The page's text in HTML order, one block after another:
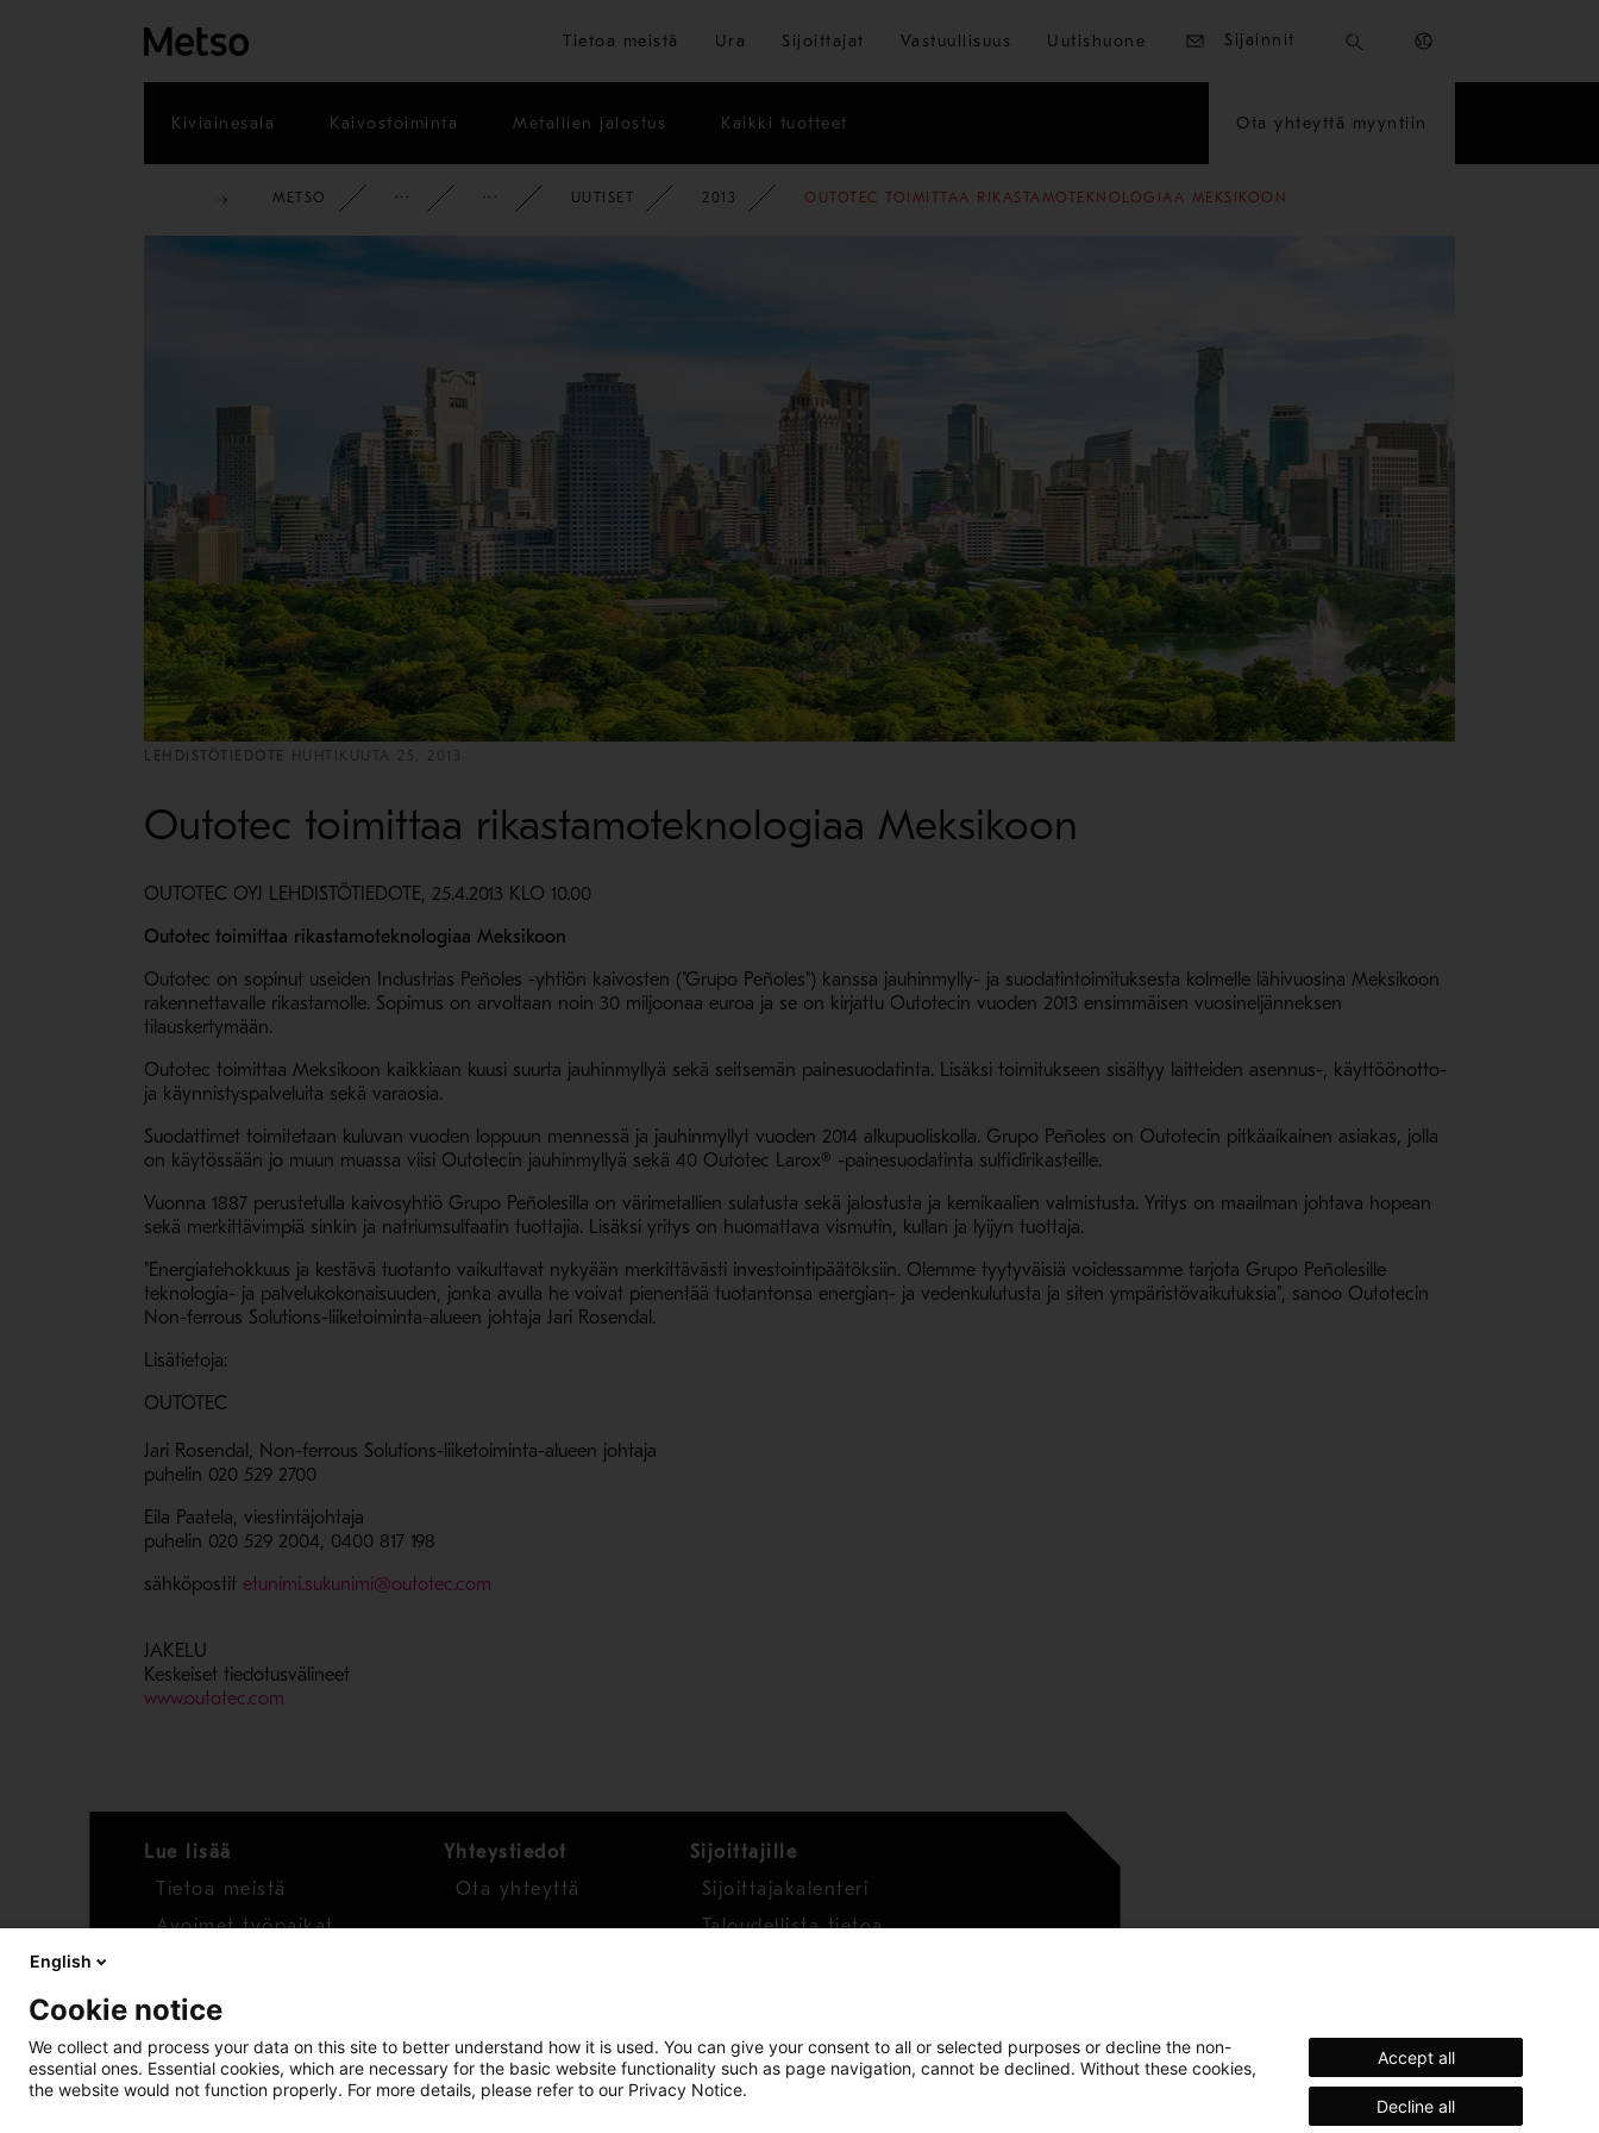
Siirry pääsisältöön
Tietoa meistä Ura Sijoittajat Vastuullisuus Uutishuone Sijainnit
Kiviainesala Kaivostoiminta Metallien jalostus Kaikki tuotteet Ota yhteyttä myyntiin
METSO YRITYS PYSY AJAN TASALLA
UUTISET 2013 OUTOTEC TOIMITTAA RIKASTAMOTEKNOLOGIAA MEKSIKOON
LEHDISTÖTIEDOTE HUHTIKUUTA 25, 2013
Outotec toimittaa rikastamoteknologiaa Meksikoon
OUTOTEC OYJ LEHDISTÖTIEDOTE, 25.4.2013 KLO 10.00
Outotec toimittaa rikastamoteknologiaa Meksikoon
Outotec on sopinut useiden Industrias Peñoles -yhtiön kaivosten ("Grupo Peñoles") kanssa jauhinmylly- ja suodatintoimituksesta kolmelle lähivuosina Meksikoon
rakennettavalle rikastamolle. Sopimus on arvoltaan noin 30 miljoonaa euroa ja se on kirjattu Outotecin vuoden 2013 ensimmäisen vuosineljänneksen
tilauskertymään.
Outotec toimittaa Meksikoon kaikkiaan kuusi suurta jauhinmyllyä sekä seitsemän painesuodatinta. Lisäksi toimitukseen sisältyy laitteiden asennus-, käyttöönotto-
ja käynnistyspalveluita sekä varaosia.
Suodattimet toimitetaan kuluvan vuoden loppuun mennessä ja jauhinmyllyt vuoden 2014 alkupuoliskolla. Grupo Peñoles on Outotecin pitkäaikainen asiakas, jolla
on käytössään jo muun muassa viisi Outotecin jauhinmyllyä sekä 40 Outotec Larox® -painesuodatinta sulfidirikasteille.
Vuonna 1887 perustetulla kaivosyhtiö Grupo Peñolesilla on värimetallien sulatusta sekä jalostusta ja kemikaalien valmistusta. Yritys on maailman johtava hopean
sekä merkittävimpiä sinkin ja natriumsulfaatin tuottajia. Lisäksi yritys on huomattava vismutin, kullan ja lyijyn tuottaja.
"Energiatehokkuus ja kestävä tuotanto vaikuttavat nykyään merkittävästi investointipäätöksiin. Olemme tyytyväisiä voidessamme tarjota Grupo Peñolesille
teknologia- ja palvelukokonaisuuden, jonka avulla he voivat pienentää tuotantonsa energian- ja vedenkulutusta ja siten ympäristövaikutuksia", sanoo Outotecin
Non-ferrous Solutions-liiketoiminta-alueen johtaja Jari Rosendal.
Lisätietoja:
OUTOTEC
Jari Rosendal, Non-ferrous Solutions-liiketoiminta-alueen johtaja
puhelin 020 529 2700
Eila Paatela, viestintäjohtaja
puhelin 020 529 2004, 0400 817 198
sähköpostit etunimi.sukunimi@outotec.com
JAKELU
Keskeiset tiedotusvälineet
www.outotec.com
Lue lisää
Tietoa meistä
Avoimet työpaikat
Yhteystiedot
Ota yhteyttä
Sijoittajille
Sijoittajakalenteri
Taloudellista tietoa
Raportoi huolenaihe
Whistleblower-työkalu
English
Cookie notice
We collect and process your data on this site to better understand how it is used. You can give your consent to all or selected purposes or decline the non-
essential ones. Essential cookies, which are necessary for the basic website functionality such as page navigation, cannot be declined. Without these cookies,
the website would not function properly. For more details, please refer to our Privacy Notice.
Accept all
Decline all